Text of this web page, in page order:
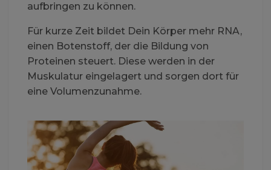
aufbringen zu können.
Für kurze Zeit bildet Dein Körper mehr RNA,
einen Botenstoff, der die Bildung von
Proteinen steuert. Diese werden in der
Muskulatur eingelagert und sorgen dort für
eine Volumenzunahme.